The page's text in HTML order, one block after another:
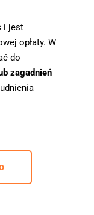
i jest
opłaty. W
do
zagadnień